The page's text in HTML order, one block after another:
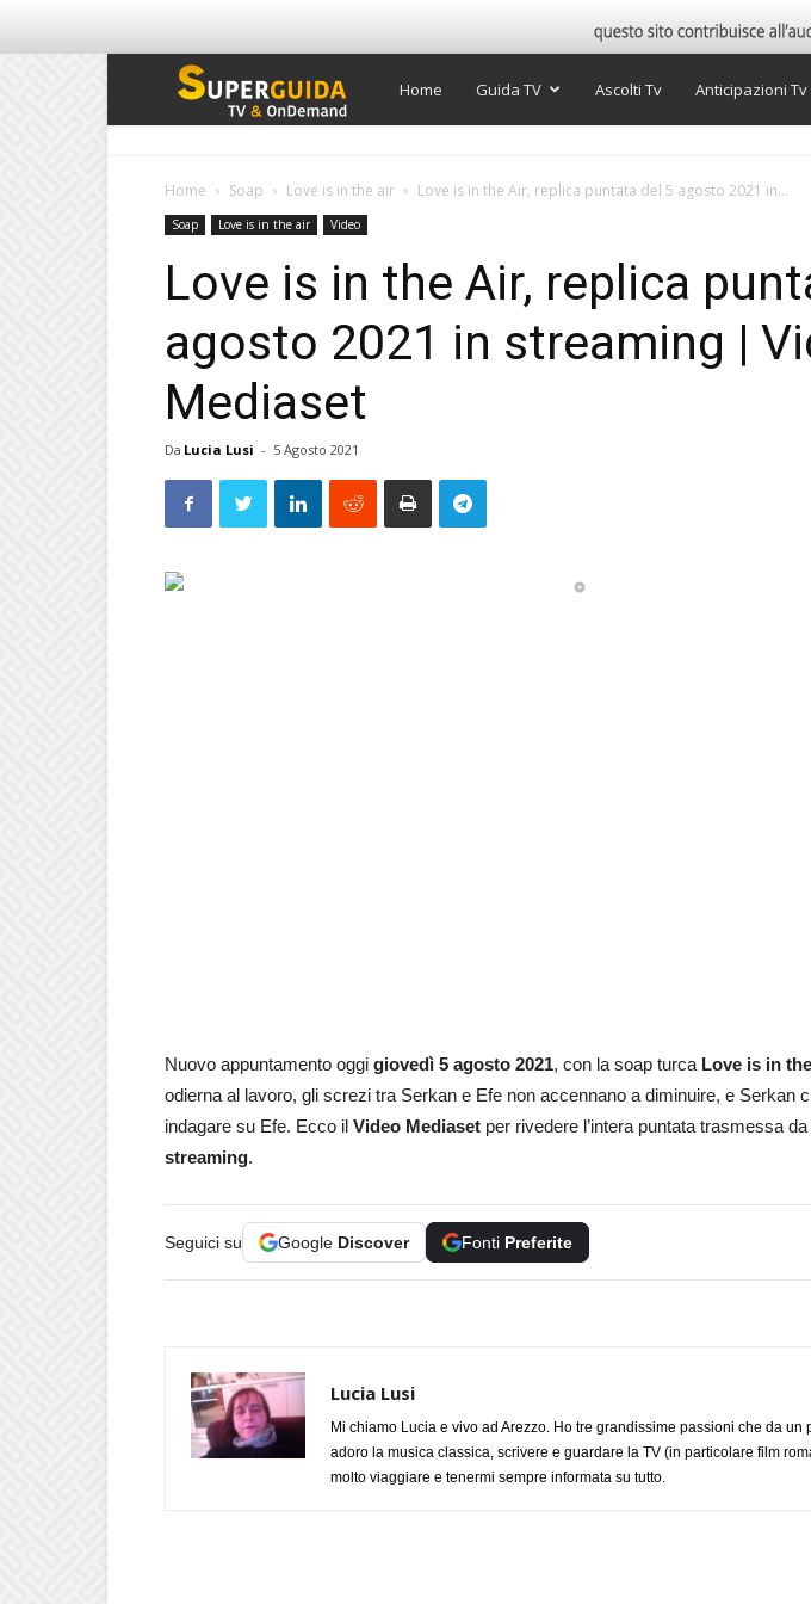
Super
Home Guida TV Ascolti Tv Anticipazioni Tv
Home Soap Love is in the air Love is in the Air, replica puntata del 5 agosto 2021 in...
Soap Love is in the air Video
Love is in the Air, replica
agosto 2021 in streaming |
Mediaset
Da Lucia Lusi - 5 Agosto 2021
Nuovo appuntamento oggi giovedì 5 agosto 2021, con la soap turca Love is in
odierna al lavoro, gli screzi tra Serkan e Efe non accennano a diminuire, e Serkan
indagare su Efe. Ecco il Video Mediaset per rivedere l’intera puntata trasmessa da
streaming.
Seguici su Google Discover Fonti Preferite
Lucia Lusi
Mi chiamo Lucia e vivo ad Arezzo. Ho tre grandissime passioni che da un
adoro la musica classica, scrivere e guardare la TV (in particolare film
molto viaggiare e tenermi sempre informata su tutto.